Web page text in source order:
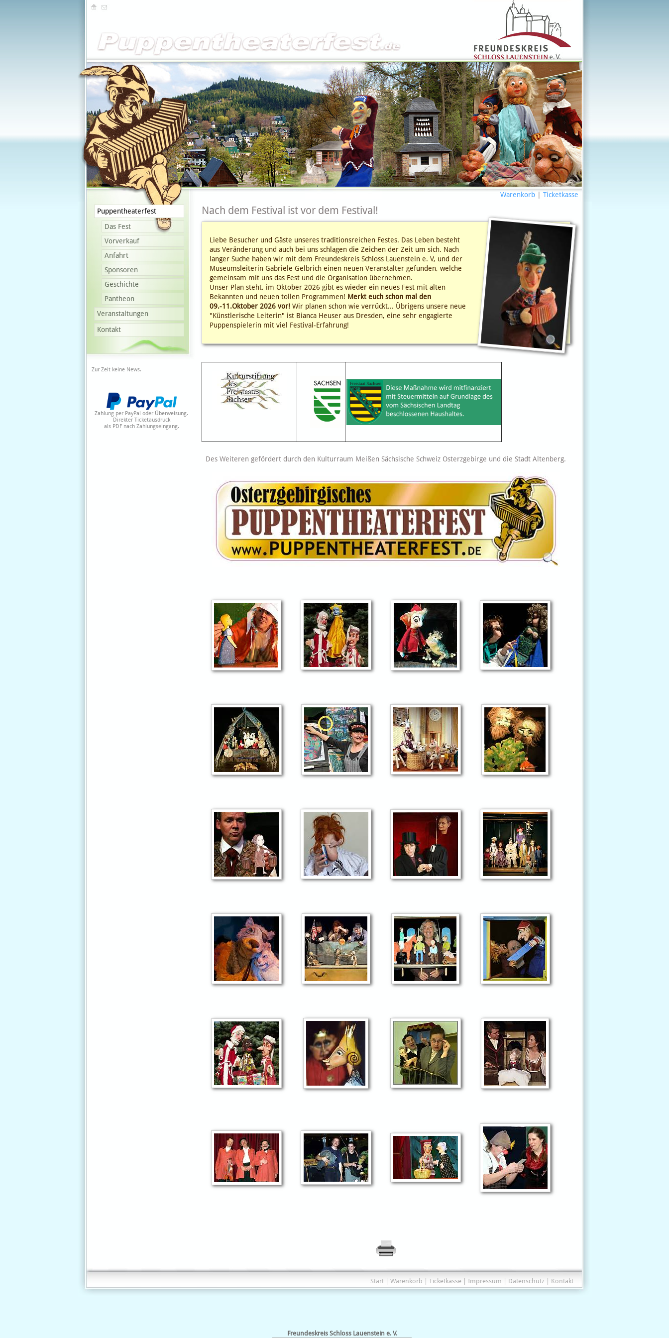
Puppentheaterfest
Das Fest
Vorverkauf
Anfahrt
Sponsoren
Geschichte
Pantheon
Veranstaltungen
Kontakt
Zur Zeit keine News.
Zahlung per PayPal oder Überweisung.
Direkter Ticketausdruck
als PDF nach Zahlungseingang.
Warenkorb| Ticketkasse
Nach dem Festival ist vor dem Festival!
Liebe Besucher und Gäste unseres traditionsreichen Festes. Das Leben besteht
aus Veränderung und auch bei uns schlagen die Zeichen der Zeit um sich. Nach
langer Suche haben wir mit dem Freundeskreis Schloss Lauenstein e. V, und der
Museumsleiterin Gabriele Gelbrich einen neuen Veranstalter gefunden, welche
gemeinsam mit uns das Fest und die Organisation übernehmen.
Unser Plan steht, im Oktober 2026 gibt es wieder ein neues Fest mit alten
Bekannten und neuen tollen Programmen! Merkt euch schon mal den
09.-11.Oktober 2026 vor!Wir planen schon wie verrückt... Übrigens unsere neue
"Künstlerische Leiterin" ist Bianca Heuser aus Dresden, eine sehr engagierte
Puppenspielerin mit viel Festival-Erfahrung!
Des Weiteren gefördert durch den Kulturraum Meißen Sächsische Schweiz Osterzgebirge und die Stadt Altenberg.
Start Warenkorb Ticketkasse Impressum Datenschutz Kontakt
Freundeskreis Schloss Lauenstein e. V.